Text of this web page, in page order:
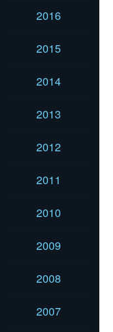
2016
2015
2014
2013
2012
2011
2010
2009
2008
2007